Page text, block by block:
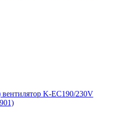
K-EC190/230V